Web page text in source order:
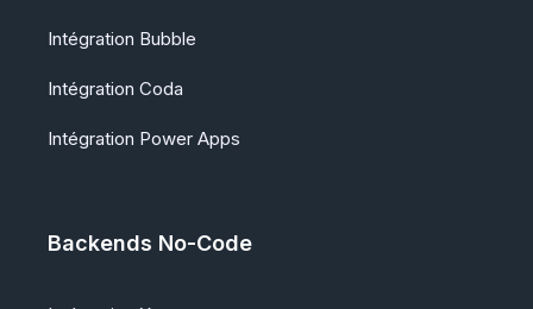
Intégration Bubble
Intégration Coda
Intégration Power Apps
Backends No-Code